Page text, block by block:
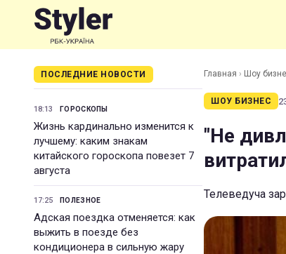
ПОСЛЕДНИЕ НОВОСТИ
18:13 ГОРОСКОПЫ
Жизнь кардинально изменится к
лучшему: каким знакам
китайского гороскопа повезет 7
августа
17:25 ПОЛЕЗНОЕ
Адская поездка отменяется: как
выжить в поезде без
кондиционера в сильную жару
Главная › Шоу
ШОУ БИЗНЕС
"Не
Телеведуча